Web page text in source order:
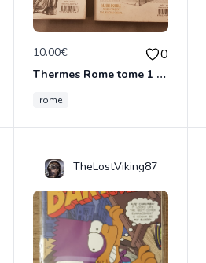
10.00€ 0
Thermes Rome tome 1 à 4
rome
TheLostViking87